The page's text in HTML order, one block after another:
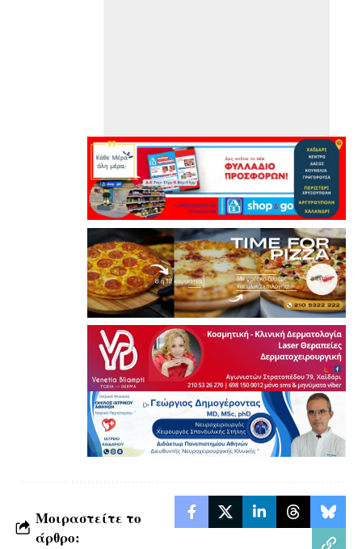
Μοιραστείτε το
άρθρο: